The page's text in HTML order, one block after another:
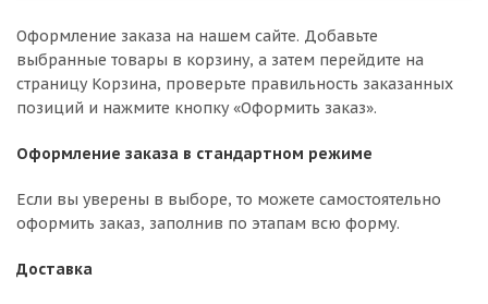
Оформление заказа на нашем сайте. Добавьте
выбранные товары в корзину, а затем перейдите на
страницу Корзина, проверьте правильность заказанных
позиций и нажмите кнопку «Оформить заказ».
Оформление заказа в стандартном режиме
Если вы уверены в выборе, то можете самостоятельно
оформить заказ, заполнив по этапам всю форму.
Доставка